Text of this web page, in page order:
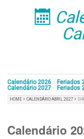
󰁣
Calendário 2026 Feriados
Calendário 2027
Feriados
HOME › CALENDÁRIO ABRIL 2027 ›
Calendário